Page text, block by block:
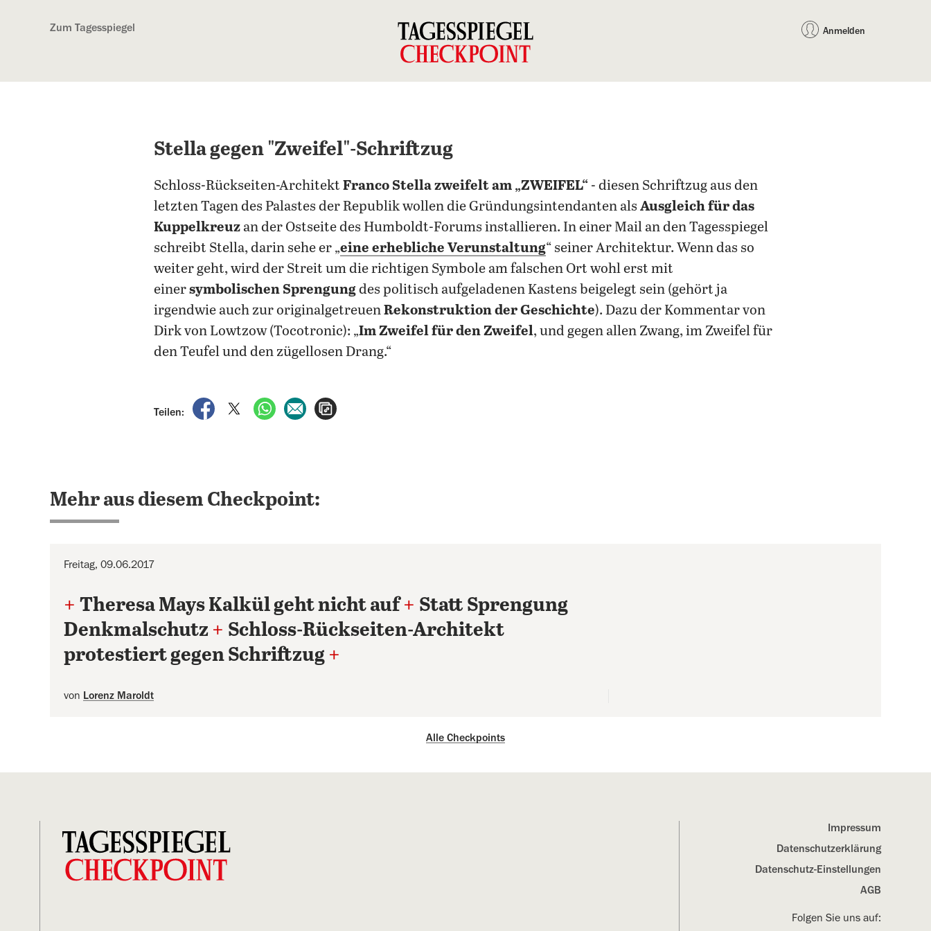
Zum Tagesspiegel Anmelden
Stella gegen "Zweifel"-Schriftzug
Schloss-Rückseiten-Architekt Franco Stellazweifelt am „ZWEIFEL“ - diesen Schriftzug aus den
letzten Tagen des Palastes der Republik wollen die Gründungsintendanten alsAusgleich für das
Kuppelkreuz an der Ostseite des Humboldt-Forums installieren. In einer Mail an den Tagesspiegel
schreibt Stella, darin sehe er „eine erhebliche Verunstaltung“ seiner Architektur. Wenn das so
weiter geht, wird der Streit um die richtigen Symbole am falschen Ort wohl erst mit
einersymbolischen Sprengung des politisch aufgeladenen Kastens beigelegt sein (gehört ja
irgendwie auch zur originalgetreuenRekonstruktion der Geschichte). Dazu der Kommentar von
Dirk von Lowtzow (Tocotronic): „Im Zweifel für den Zweifel, und gegen allen Zwang, im Zweifel für
den Teufel und den zügellosen Drang.“
Teilen:
auf Facebook teilen
auf X teilenper WhatsApp teilen
per E-Mail teilen
Mehr aus diesem Checkpoint:
Freitag, 09.06.2017
+ Theresa Mays Kalkül geht nicht auf + Statt Sprengung
Denkmalschutz + Schloss-Rückseiten-Architekt
protestiert gegen Schriftzug +
von Lorenz Maroldt
Alle Checkpoints
Impressum
Datenschutz­erklärung
Datenschutz-Einstellungen
AGB
Folgen Sie uns auf: